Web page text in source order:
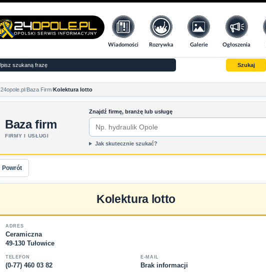
Wiadomości Rozrywka Galerie Ogłoszenia
Szukaj
24opole.pl Baza Firm Kolektura lotto
Baza firm
FIRMY I USŁUGI
Znajdź firmę, branżę lub usługę
Jak skutecznie szukać?
Powrót
Kolektura lotto
ADRES
Ceramiczna
49-130 Tułowice
TELEFON
(0-77) 460 03 82
E-MAIL
Brak informacji